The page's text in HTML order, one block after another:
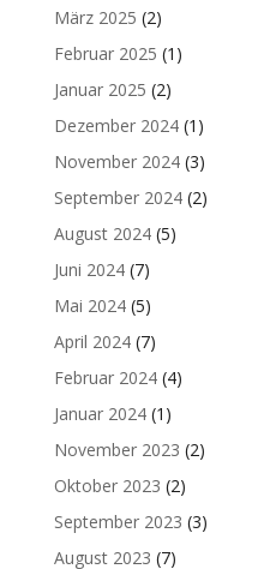
März 2025 (2)
Februar 2025 (1)
Januar 2025 (2)
Dezember 2024(1)
November 2024(3)
September 2024(2)
August 2024(5)
Juni 2024(7)
Mai 2024(5)
April 2024(7)
Februar 2024(4)
Januar 2024(1)
November 2023 (2)
Oktober 2023 (2)
September 2023 (3)
August 2023 (7)